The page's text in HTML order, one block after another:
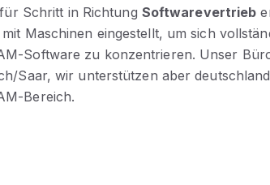
Schritt in Richtung Softwarevertrieb
mit Maschinen eingestellt, um sich
Software zu konzentrieren. Unser
Saar, wir unterstützen aber
Bereich.